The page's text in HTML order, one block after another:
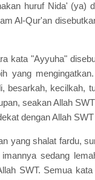
huruf Nida' (ya)
Al-Qur'an
kata "Ayyuha"
yang
besarkah, kecilkah,
seakan Allah
dengan Allah
yang shalat fardu,
imannya sedang
SWT. Semua